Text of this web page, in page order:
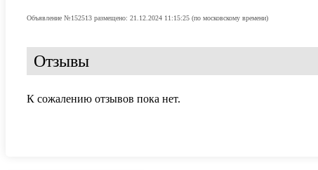
Объявление №152513 размещено: 21.12.2024 11:15:25 (по московскому времени)
Отзывы
К сожалению отзывов пока нет.